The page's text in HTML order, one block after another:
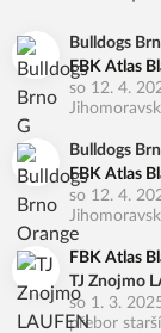
Bulldogs
FBK Atlas
so 12. 4.
Bulldogs
FBK Atlas
so 12. 4.
FBK Atlas
TJ Znojmo
so 1. 3.
přebor